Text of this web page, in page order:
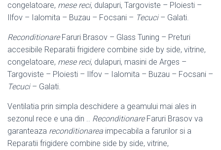
congelatoare, mese reci, dulapuri, Targoviste – Ploiesti –
Ilfov – Ialomita – Buzau – Focsani – Tecuci– Galati.
ReconditionareFaruri Brasov – Glass Tuning – Preturi
accesibile Reparatii frigidere combine side by side, vitrine,
congelatoare, mese reci, dulapuri, masini de Arges –
Targoviste – Ploiesti – Ilfov – Ialomita – Buzau – Focsani –
Tecuci– Galati.
Ventilatia prin simpla deschidere a geamului mai ales in
sezonul rece e una din .. ReconditionareFaruri Brasov va
garanteaza reconditionarea impecabila a farurilor si a
Reparatii frigidere combine side by side, vitrine,